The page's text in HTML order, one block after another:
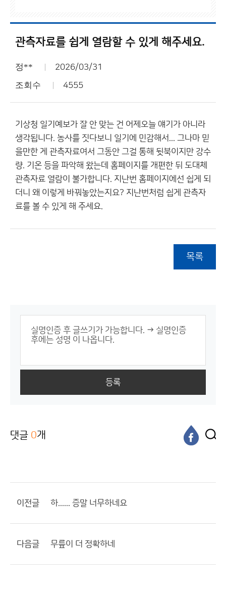
관측자료를 쉽게 열람할 수 있게 해주세요.
정** 2026/03/31
조회수 4555
기상청 일기예보가 잘 안 맞는 건 어제오늘 얘기가 아니라
생각됩니다. 농사를 짓다보니 일기에 민감해서... 그나마 믿
을만한 게 관측자료여서 그동안 그걸 통해 뒷북이지만 강수
량. 기온 등을 파악해 왔는데 홈페이지를 개편한 뒤 도대체
관측자료 열람이 불가합니다. 지난번 홈페이지에선 쉽게 되
더니 왜 이렇게 바꿔놓았는지요? 지난번처럼 쉽게 관측자
료를 볼 수 있게 해 주세요.
목록
등록
댓글 0개
이전글 하...... 증말 너무하네요
다음글 무릎이 더 정확하네